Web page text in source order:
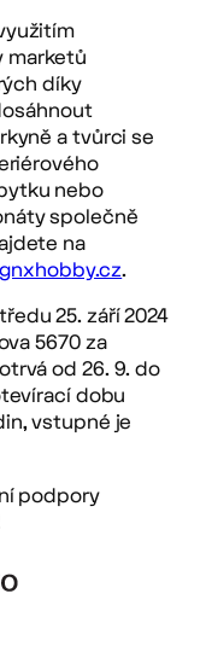
marketů
díky
a tvůrci se
nebo
společně
na
.
25. září 2024
5670 za
od 26. 9. do
dobu
vstupné je
podpory